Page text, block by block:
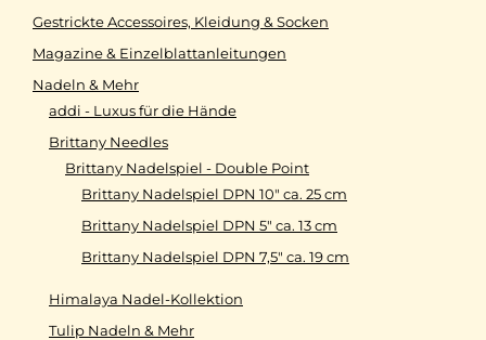
Gestrickte Accessoires, Kleidung & Socken
Magazine & Einzelblattanleitungen
Nadeln & Mehr
addi - Luxus für die Hände
Brittany Needles
Brittany Nadelspiel - Double Point
Brittany Nadelspiel DPN 10" ca. 25 cm
Brittany Nadelspiel DPN 5" ca. 13 cm
Brittany Nadelspiel DPN 7,5" ca. 19 cm
Himalaya Nadel-Kollektion
Tulip Nadeln & Mehr